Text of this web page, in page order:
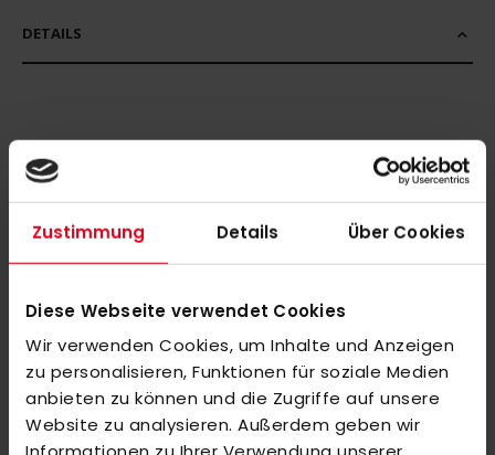
Zustimmung Details Über Cookies
Diese Webseite verwendet Cookies
Wir verwenden Cookies, um Inhalte und Anzeigen
zu personalisieren, Funktionen für soziale Medien
anbieten zu können und die Zugriffe auf unsere
Website zu analysieren. Außerdem geben wir
DETAILS
MEHR INFORMATIONEN
BEWERTUNGEN
ÄHNLICHE PRODUKTE
Markieren Sie die Artikel, um Sie dem Warenkorb hinzuzufügen
OBO CLOUD Guard Female Pelvic Black
67,00 €